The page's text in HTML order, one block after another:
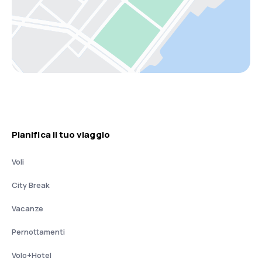
Pianifica il tuo viaggio
Voli
City Break
Vacanze
Pernottamenti
Volo+Hotel